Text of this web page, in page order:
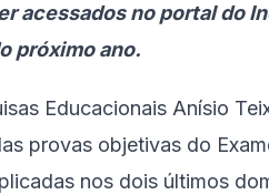
acessados no portal do
próximo ano.
Educacionais Anísio
provas objetivas do
nos dois últimos